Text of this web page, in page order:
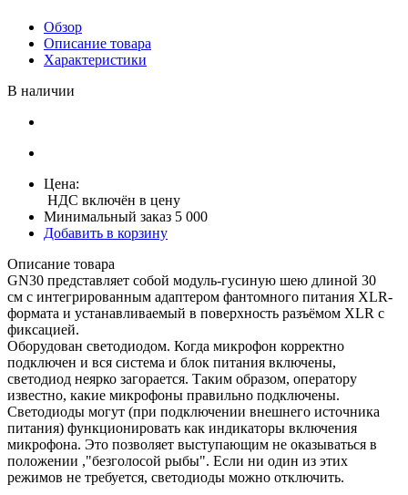
Обзор
Описание товара
Характеристики
В наличии
Цена:
НДС включён в цену
Минимальный заказ 5 000
Добавить в корзину
Описание товара
GN30 представляет собой модуль-гусиную шею длиной 30
см с интегрированным адаптером фантомного питания XLR-
формата и устанавливаемый в поверхность разъёмом XLR с
фиксацией.
Оборудован светодиодом. Когда микрофон корректно
подключен и вся система и блок питания включены,
светодиод неярко загорается. Таким образом, оператору
известно, какие микрофоны правильно подключены.
Светодиоды могут (при подключении внешнего источника
питания) функционировать как индикаторы включения
микрофона. Это позволяет выступающим не оказываться в
положении ,"безголосой рыбы". Если ни один из этих
режимов не требуется, светодиоды можно отключить.